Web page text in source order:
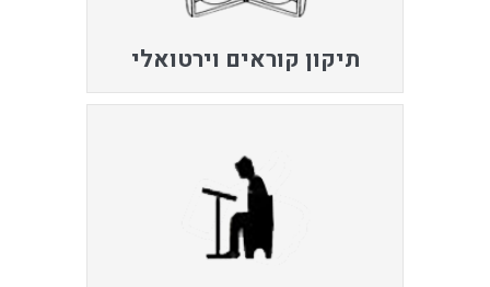
תיקון קוראים וירטואלי